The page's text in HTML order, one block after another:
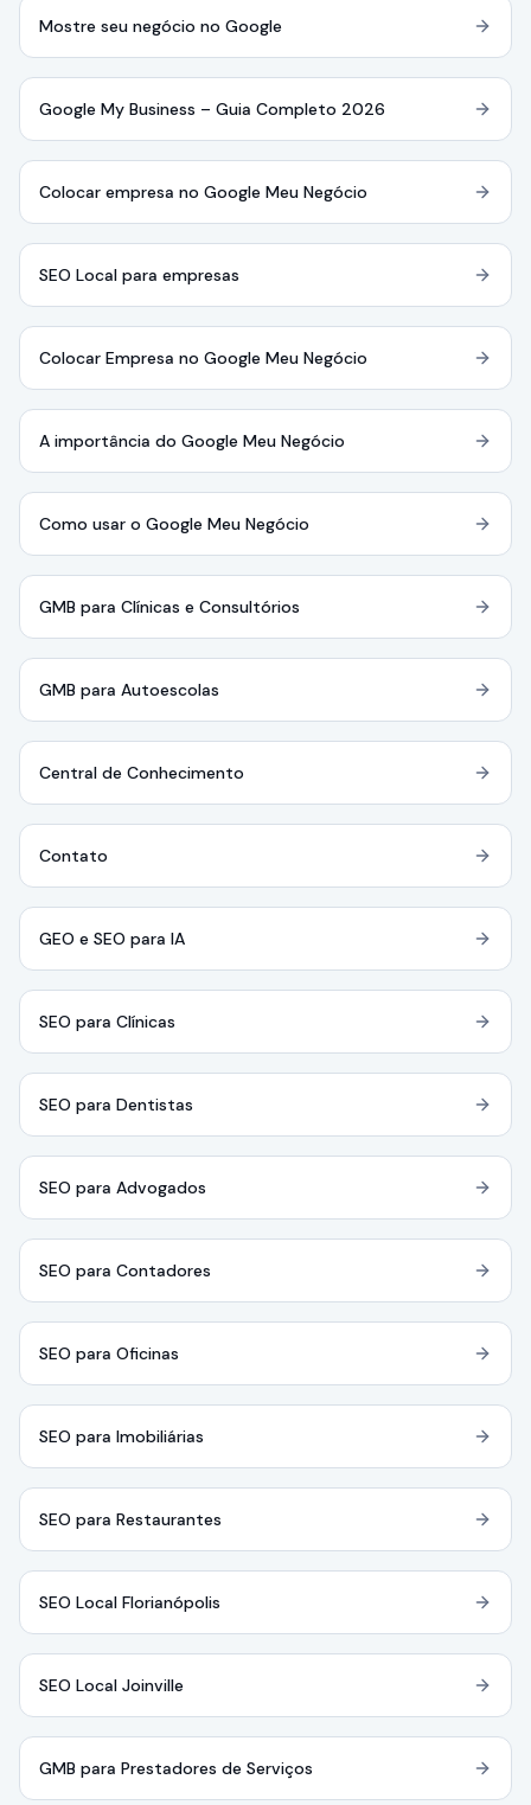
Mostre seu negócio no Google
Google My Business – Guia Completo 2026
Colocar empresa no Google Meu Negócio
SEO Local para empresas
Colocar Empresa no Google Meu Negócio
A importância do Google Meu Negócio
Como usar o Google Meu Negócio
GMB para Clínicas e Consultórios
GMB para Autoescolas
Central de Conhecimento
Contato
GEO e SEO para IA
SEO para Clínicas
SEO para Dentistas
SEO para Advogados
SEO para Contadores
SEO para Oficinas
SEO para Imobiliárias
SEO para Restaurantes
SEO Local Florianópolis
SEO Local Joinville
GMB para Prestadores de Serviços